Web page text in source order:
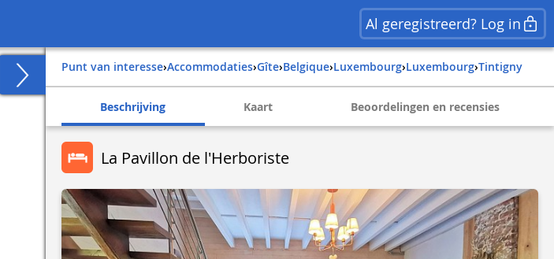
Al geregistreerd? Log in
Punt van interesse› Accommodaties› Gîte› belgique› luxembourg› luxembourg› tintigny
Beschrijving Kaart Beoordelingen en recensies
La Pavillon de l'Herboriste